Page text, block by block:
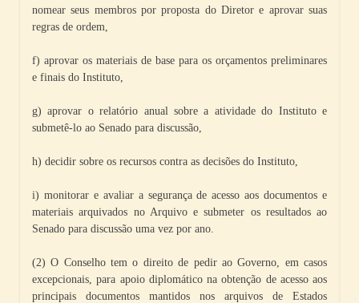
nomear seus membros por proposta do Diretor e aprovar suas
regras de ordem,
f) aprovar os materiais de base para os orçamentos preliminares
e finais do Instituto,
g) aprovar o relatório anual sobre a atividade do Instituto e
submetê-lo ao Senado para discussão,
h) decidir sobre os recursos contra as decisões do Instituto,
i) monitorar e avaliar a segurança de acesso aos documentos e
materiais arquivados no Arquivo e submeter os resultados ao
Senado para discussão uma vez por ano.
(2) O Conselho tem o direito de pedir ao Governo, em casos
excepcionais, para apoio diplomático na obtenção de acesso aos
principais documentos mantidos nos arquivos de Estados